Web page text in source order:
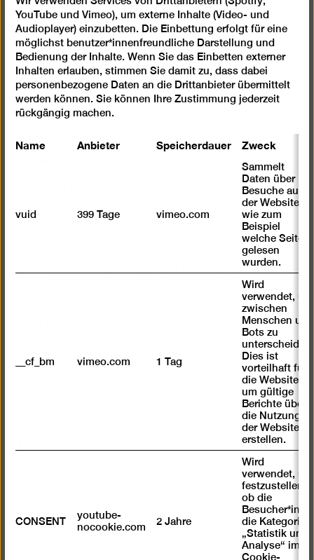
Impressum
Digitale Barrierefreiheit
Datenschutz
Jobs
Cookie-Einstellungen
Eintritt
Happy Wednesday: Ermäßigter Eintritt (7 €) für alle an
Ticketkooperation Jüdisches Museum Berlin:
Ermäßigter Eintritt gegen Vorlage eines Tickets des
Jüdischen Museums. Dieses Angebot gilt auch
mit mit mit
Landesmuseum für Moderne Kunst, Fotografie und
YouTube und Vimeo), um externe Inhalte (Video- und
Audioplayer) einzubetten. Die Einbettung erfolgt für eine
möglichst benutzer*innenfreundliche Darstellung und
Bedienung der Inhalte. Wenn Sie das Einbetten externer
Inhalten erlauben, stimmen Sie damit zu, dass dabei
personenbezogene Daten an die Drittanbieter übermittelt
werden können. Sie können Ihre Zustimmung jederzeit
rückgängig machen.
Name Anbieter Speicherdauer Zweck
vuid 399 Tage vimeo.com
Sammelt
Daten über
Besuche auf
der Website,
wie zum
Beispiel
welche Seiten
gelesen
wurden.
__cf_bm vimeo.com 1 Tag
Wird
verwendet, um
zwischen
Menschen und
Bots zu
unterscheiden.
Dies ist
vorteilhaft für
die Website,
um gültige
Berichte über
die Nutzung
der Website zu
erstellen.
CONSENT
youtube-
nocookie.com
2 Jahre
Wird
verwendet, um
festzustellen ,
ob die
Besucher*in
die Kategorie
„Statistik und
Analyse“ im
Cookie-